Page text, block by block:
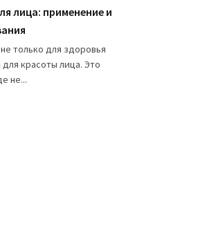
лица: применение и
только для здоровья
красоты лица. Это
не...